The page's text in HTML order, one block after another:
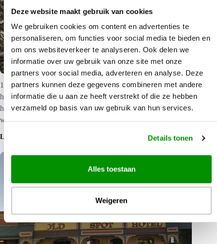
Deze website maakt gebruik van cookies
We gebruiken cookies om content en advertenties te
personaliseren, om functies voor social media te bieden en
om ons websiteverkeer te analyseren. Ook delen we
informatie over uw gebruik van onze site met onze
partners voor social media, adverteren en analyse. Deze
partners kunnen deze gegevens combineren met andere
informatie die u aan ze heeft verstrekt of die ze hebben
verzameld op basis van uw gebruik van hun services.
Details tonen
Alles toestaan
Weigeren
Gawler Ranges in South Australia
1.500 miljoen jaar oude vulkaanrotsen, verweerde
heuveltoppen, bizarre rotsformaties en uitgesleten canyons. Het
hele jaar door vindt u hier veel kangoeroes, emoe's en
wombats.
LEES MEER